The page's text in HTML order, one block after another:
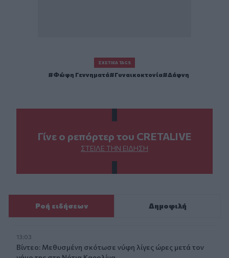
ΣΧΕΤΙΚΆ TAGS
Φώφη Γεννηματά Γυναικοκτονία Δάφνη
Γίνε ο ρεπόρτερ του CRETALIVE
ΣΤΕΊΛΕ ΤΗΝ ΕΊΔΗΣΗ
Ροή ειδήσεων Δημοφιλή
13:03
Βίντεο: Μεθυσμένη σκότωσε νύφη λίγες ώρες μετά τον